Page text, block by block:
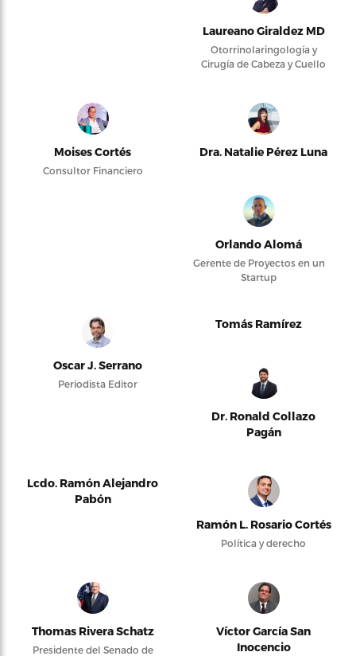
Laureano Giraldez MD
Otorrinolaringología y
Cirugía de Cabeza y Cuello
Moises Cortés
Consultor Financiero
Dra. Natalie Pérez Luna
Orlando Alomá
Gerente de Proyectos en un
Startup
Oscar J. Serrano
Periodista Editor
Tomás Ramírez
Dr. Ronald Collazo
Pagán
Lcdo. Ramón Alejandro
Pabón
Ramón L. Rosario Cortés
Política y derecho
Thomas Rivera Schatz
Presidente del Senado de
Víctor García San
Inocencio